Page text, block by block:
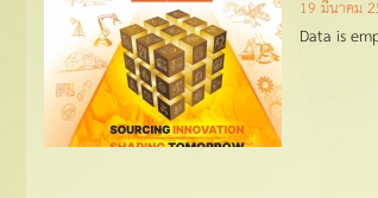
19 มีนาคม
Data is